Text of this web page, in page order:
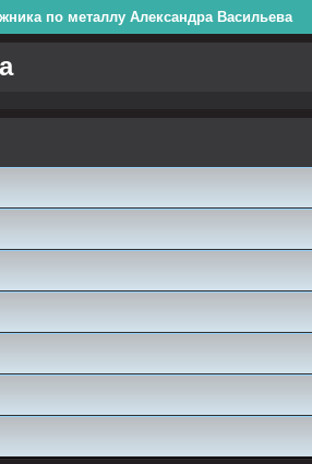
по металлу Александра Васильева